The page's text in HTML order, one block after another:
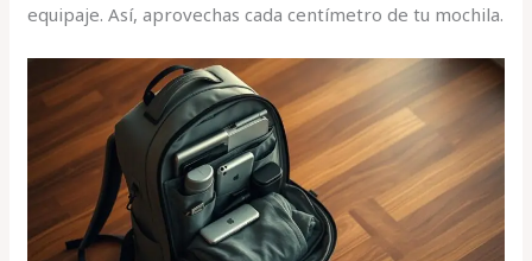
equipaje. Así, aprovechas cada centímetro de tu mochila.